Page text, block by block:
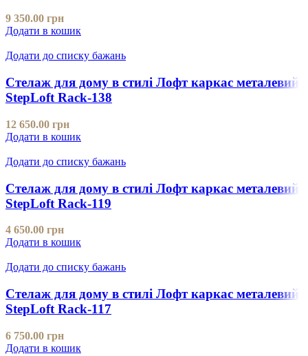
9 350.00 грн
Додати в кошик
Додати до списку бажань
Стелаж для дому в стилі Лофт каркас металевий
StepLoft Rack-138
12 650.00 грн
Додати в кошик
Додати до списку бажань
Стелаж для дому в стилі Лофт каркас металевий
StepLoft Rack-119
4 650.00 грн
Додати в кошик
Додати до списку бажань
Стелаж для дому в стилі Лофт каркас металевий
StepLoft Rack-117
6 750.00 грн
Додати в кошик